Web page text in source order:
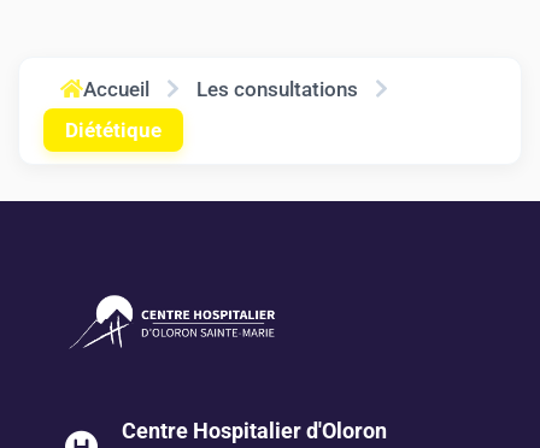
Accueil
Les consultations
Diététique
Centre Hospitalier d'Oloron